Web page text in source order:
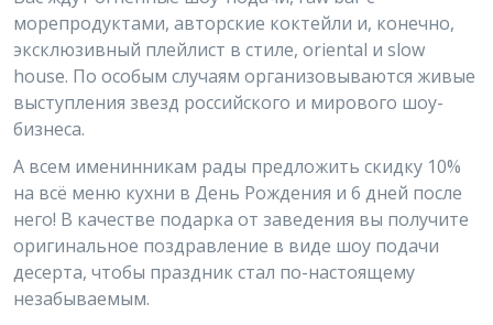
морепродуктами, авторские коктейли и, конечно,
эксклюзивный плейлист в стиле, oriental и slow
house. По особым случаям организовываются живые
выступления звезд российского и мирового шоу-
бизнеса.
А всем именинникам рады предложить скидку 10%
на всё меню кухни в День Рождения и 6 дней после
него! В качестве подарка от заведения вы получите
оригинальное поздравление в виде шоу подачи
десерта, чтобы праздник стал по-настоящему
незабываемым.